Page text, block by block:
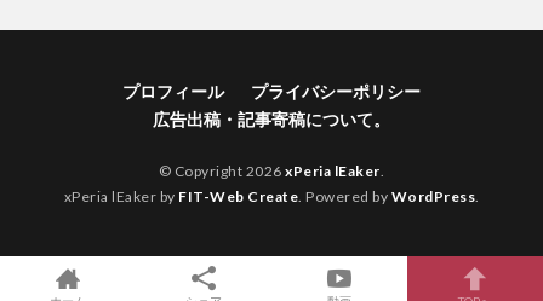
プロフィール
プライバシーポリシー
広告出稿・記事寄稿について。
© Copyright 2026xPeria lEaker.
xPeria lEaker by FIT-Web Create. Powered by WordPress.